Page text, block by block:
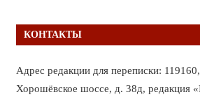
КОНТАКТЫ
Адрес редакции для переписки:
Хорошёвское шоссе, д. 38д, редакция